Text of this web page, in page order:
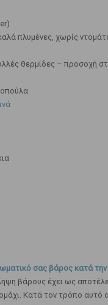
πλυμένες, χωρίς
θερμίδες – προσοχή
σας βάρος κατά την
βάρους έχει ως
Κατά τον τρόπο αυτό